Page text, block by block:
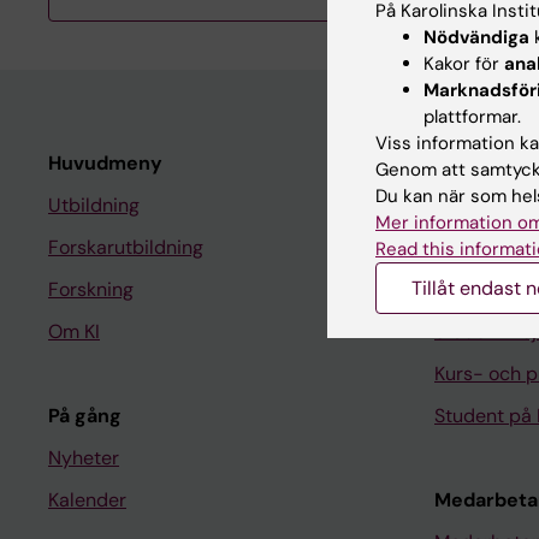
Huvudmeny
Utbildning
Forskarutbildning
Forskning
Om KI
På gång
Nyheter
Kalender
Student
Ladok
Canvas
Schema
Kurs- och
Student på
På Karolinska
Nödvändiga
Kakor för
plattformar.
Viss information
Genom att
Du kan när som
Mer information
Read this
Tillåt endast